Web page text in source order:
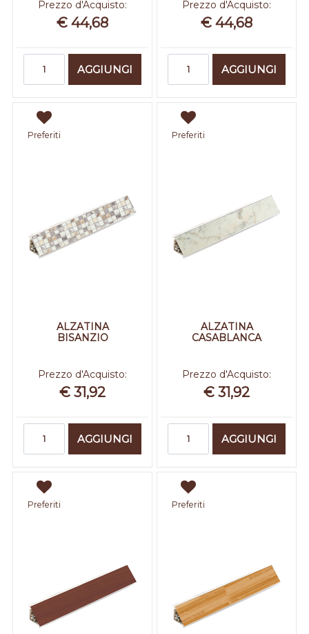
Prezzo d'Acquisto:
€ 44,68
AGGIUNGI
Prezzo d'Acquisto:
€ 44,68
AGGIUNGI
Preferiti
ALZATINA
BISANZIO
Prezzo d'Acquisto:
€ 31,92
AGGIUNGI
Preferiti
ALZATINA
CASABLANCA
Prezzo d'Acquisto:
€ 31,92
AGGIUNGI
Preferiti Preferiti